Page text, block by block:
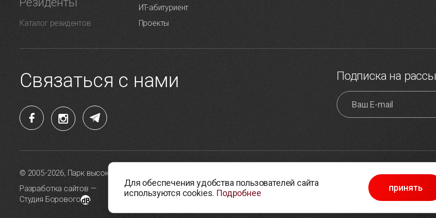
Каталог резидентов
ИT-абитуриент
Проекты
Связаться с нами Подписка на
© 2005-2026, Парк высоких технологий
Разработка сайтов —
Студия Борового
данных
Политика в отношении обработки
Карта сайта
Выбор настроек cookie
Для обеспечения удобства пользователей сайта
используются cookies. Подробнее принять